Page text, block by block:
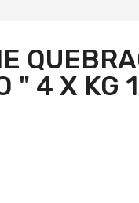
" 4 X KG